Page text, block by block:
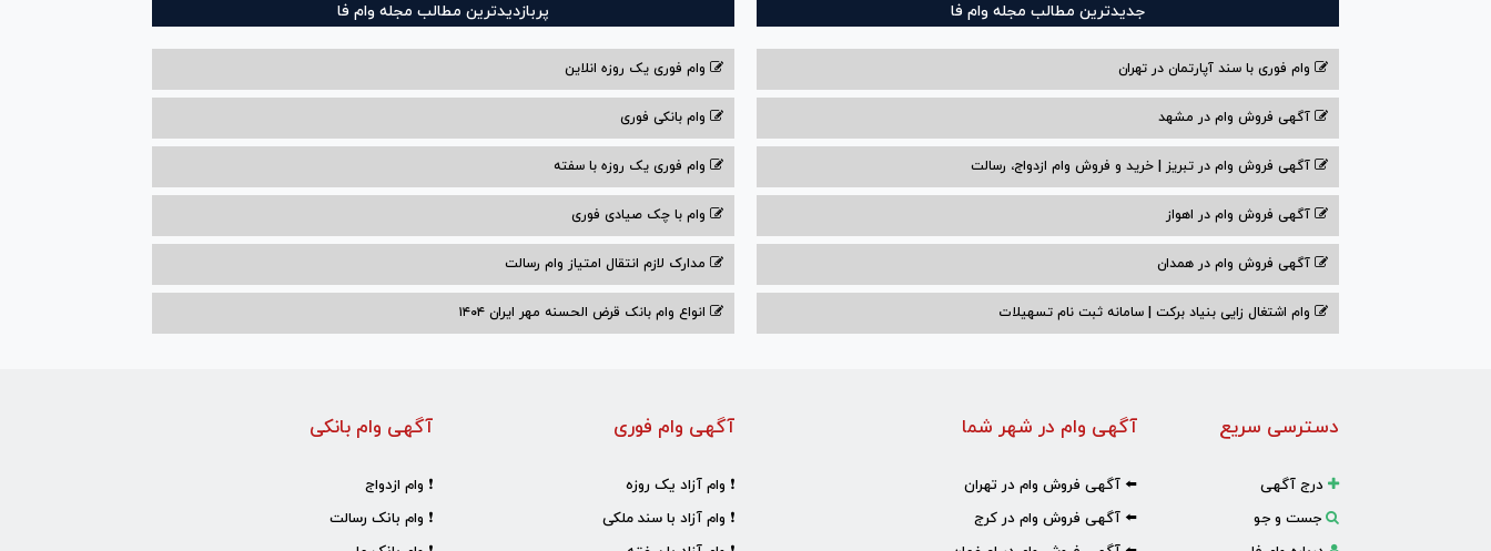
جدیدترین مطالب مجله وام فا
وام فوری با سند آپارتمان در تهران
آگهی فروش وام در مشهد
آگهی فروش وام در تبریز | خرید و فروش وام ازدواج، رسالت
آگهی فروش وام در اهواز
آگهی فروش وام در همدان
وام اشتغال زایی بنیاد برکت | سامانه ثبت نام تسهیلات
پربازدیدترین مطالب مجله وام فا
وام فوری یک روزه انلاین
وام بانکی فوری
وام فوری یک روزه با سفته
وام با‌ چک صیادی‌ فوری
مدارک لازم انتقال امتیاز وام رسالت
انواع وام بانک قرض الحسنه مهر ایران ۱۴۰۴
آگهی وام بانکی
❗ وام ازدواج
❗ وام بانک رسالت
آگهی وام فوری
❗ وام آزاد یک روزه
❗ وام آزاد با سند ملکی
آگهی وام در شهر شما
⬅️ آگهی فروش وام در تهران
⬅️ آگهی فروش وام در کرج
دسترسی سریع
درج آگهی
جست و جو